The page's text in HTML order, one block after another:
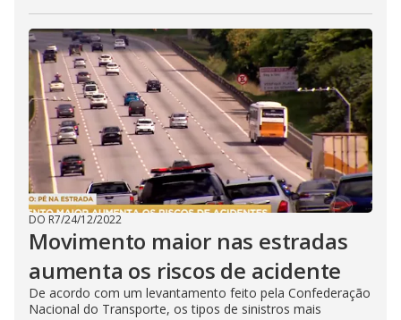
DO R7/24/12/2022
Movimento maior nas estradas
aumenta os riscos de acidente
De acordo com um levantamento feito pela Confederação
Nacional do Transporte, os tipos de sinistros mais